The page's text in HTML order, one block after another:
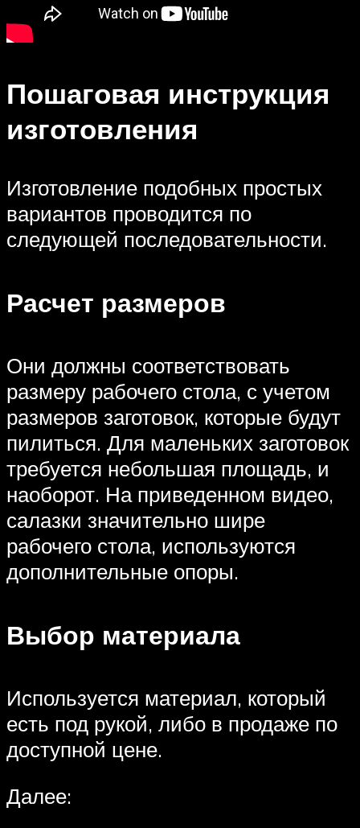
Пошаговая инструкция
изготовления
Изготовление подобных простых
вариантов проводится по
следующей последовательности.
Расчет размеров
Они должны соответствовать
размеру рабочего стола, с учетом
размеров заготовок, которые будут
пилиться. Для маленьких заготовок
требуется небольшая площадь, и
наоборот. На приведенном видео,
салазки значительно шире
рабочего стола, используются
дополнительные опоры.
Выбор материала
Используется материал, который
есть под рукой, либо в продаже по
доступной цене.
Далее: